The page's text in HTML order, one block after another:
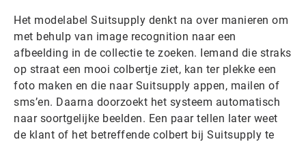
Het modelabel Suitsupply denkt na over manieren om
met behulp van image recognition naar een
afbeelding in de collectie te zoeken. Iemand die straks
op straat een mooi colbertje ziet, kan ter plekke een
foto maken en die naar Suitsupply appen, mailen of
sms’en. Daarna doorzoekt het systeem automatisch
naar soortgelijke beelden. Een paar tellen later weet
de klant of het betreffende colbert bij Suitsupply te